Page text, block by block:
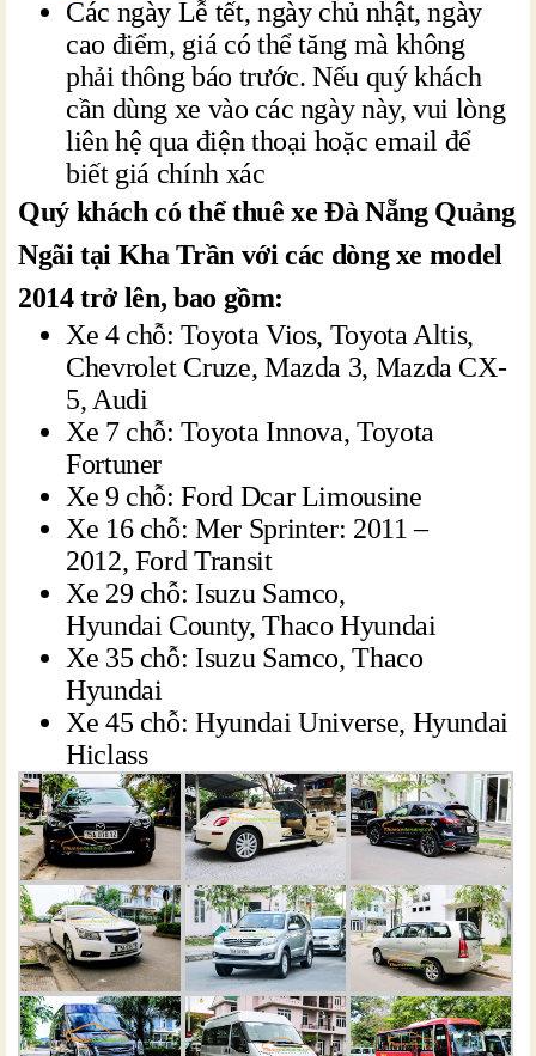
Các ngày Lễ tết, ngày chủ nhật, ngày
cao điểm, giá có thể tăng mà không
phải thông báo trước. Nếu quý khách
cần dùng xe vào các ngày này, vui lòng
liên hệ qua điện thoại hoặc email để
biết giá chính xác
Quý khách có thể thuê xe Đà Nẵng Quảng
Ngãi tại Kha Trần với các dòng xe model
2014 trở lên, bao gồm:
Xe 4 chỗ: Toyota Vios, Toyota Altis,
Chevrolet Cruze, Mazda 3, Mazda CX-
5, Audi
Xe 7 chỗ: Toyota Innova, Toyota
Fortuner
Xe 9 chỗ: Ford Dcar Limousine
Xe 16 chỗ: Mer Sprinter: 2011 –
2012, Ford Transit
Xe 29 chỗ: Isuzu Samco,
Hyundai County, Thaco Hyundai
Xe 35 chỗ: Isuzu Samco, Thaco
Hyundai
Xe 45 chỗ: Hyundai Universe, Hyundai
Hiclass